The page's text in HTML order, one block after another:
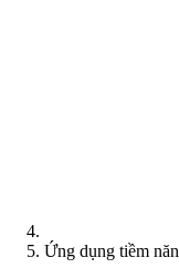
Ứng dụng tiềm